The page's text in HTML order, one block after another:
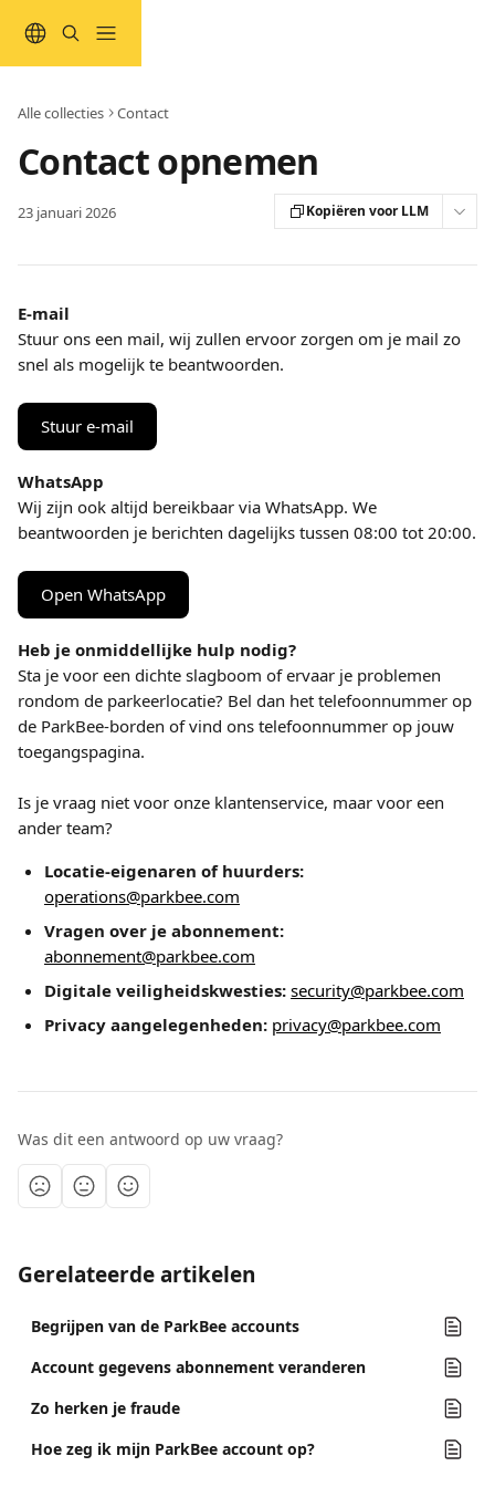
Alle collecties Contact
Contact opnemen
23 januari 2026 Kopiëren voor LLM
E-mail
Stuur ons een mail, wij zullen ervoor zorgen om je mail zo
snel als mogelijk te beantwoorden.
Stuur e-mail
WhatsApp
Wij zijn ook altijd bereikbaar via WhatsApp. We
beantwoorden je berichten dagelijks tussen 08:00 tot 20:00.
Open WhatsApp
Heb je onmiddellijke hulp nodig?
Sta je voor een dichte slagboom of ervaar je problemen
rondom de parkeerlocatie? Bel dan het telefoonnummer op
de ParkBee-borden of vind ons telefoonnummer op jouw
toegangspagina.
Is je vraag niet voor onze klantenservice, maar voor een
ander team?
Locatie-eigenaren of huurders:
operations@parkbee.com
Vragen over je abonnement:
abonnement@parkbee.com
Digitale veiligheidskwesties: security@parkbee.com
Privacy aangelegenheden: privacy@parkbee.com
Was dit een antwoord op uw vraag?
Gerelateerde artikelen
Begrijpen van de ParkBee accounts
Account gegevens abonnement veranderen
Zo herken je fraude
Hoe zeg ik mijn ParkBee account op?